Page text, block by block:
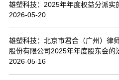
资讯中心
经典案例
雄塑科技：2025年年度权益分派实
2026-05-20
雄塑科技：北京市君合（广州）律
股份有限公司2025年年度股东会的
2026-05-16